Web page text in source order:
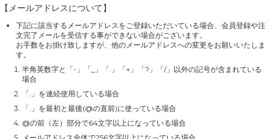
【メールアドレスについて】
下記に該当するメールアドレスをご登録いただいている場合、会員登録や注
文完了メールを受信する事ができない場合がございます。
お手数をお掛け致しますが、他のメールアドレスへの変更をお願いいたしま
す。
半角英数字と「-」「_」「.」「+」「?」「/」以外の記号が含まれている
場合
「.」を連続使用している場合
「.」を最初と最後(@の直前)に使っている場合
@の前（左）部分で64文字以上になっている場合